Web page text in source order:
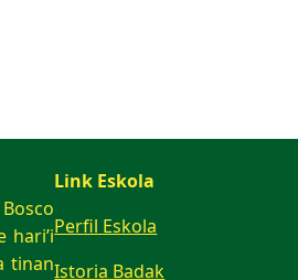
hari’i
tinan
Link Eskola
Perfil Eskola
Istoria Badak